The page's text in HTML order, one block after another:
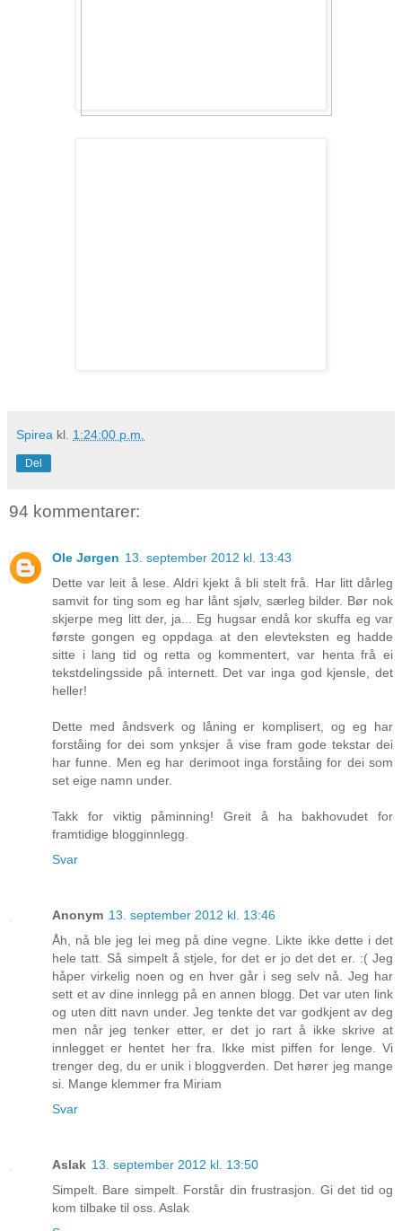
Spirea kl. 1:24:00 p.m.
Del
94 kommentarer:
Ole Jørgen 13. september 2012 kl. 13:43
Dette var leit å lese. Aldri kjekt å bli stelt frå. Har litt dårleg
samvit for ting som eg har lånt sjølv, særleg bilder. Bør nok
skjerpe meg litt der, ja... Eg hugsar endå kor skuffa eg var
første gongen eg oppdaga at den elevteksten eg hadde
sitte i lang tid og retta og kommentert, var henta frå ei
tekstdelingsside på internett. Det var inga god kjensle, det
heller!
Dette med åndsverk og låning er komplisert, og eg har
forståing for dei som ynksjer å vise fram gode tekstar dei
har funne. Men eg har derimoot inga forståing for dei som
set eige namn under.
Takk for viktig påminning! Greit å ha bakhovudet for
framtidige blogginnlegg.
Svar
Anonym 13. september 2012 kl. 13:46
Åh, nå ble jeg lei meg på dine vegne. Likte ikke dette i det
hele tatt. Så simpelt å stjele, for det er jo det det er. :( Jeg
håper virkelig noen og en hver går i seg selv nå. Jeg har
sett et av dine innlegg på en annen blogg. Det var uten link
og uten ditt navn under. Jeg tenkte det var godkjent av deg
men når jeg tenker etter, er det jo rart å ikke skrive at
innlegget er hentet her fra. Ikke mist piffen for lenge. Vi
trenger deg, du er unik i bloggverden. Det hører jeg mange
si. Mange klemmer fra Miriam
Svar
Aslak 13. september 2012 kl. 13:50
Simpelt. Bare simpelt. Forstår din frustrasjon. Gi det tid og
kom tilbake til oss. Aslak